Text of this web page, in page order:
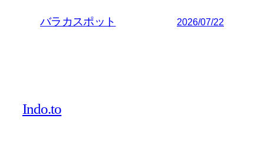
バラカスポット 2026/07/22
Indo.to